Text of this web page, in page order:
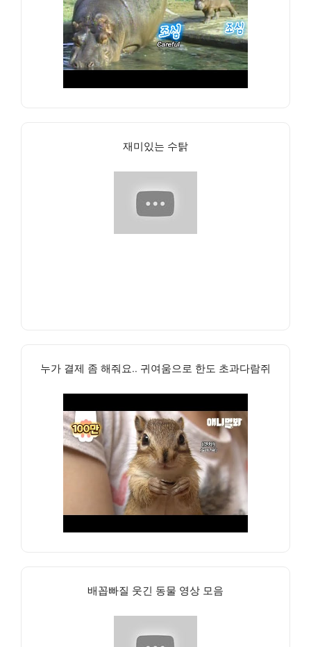
재미있는 수탉
누가 결제 좀 해줘요.. 귀여움으로 한도 초과다람쥐
배꼽빠질 웃긴 동물 영상 모음